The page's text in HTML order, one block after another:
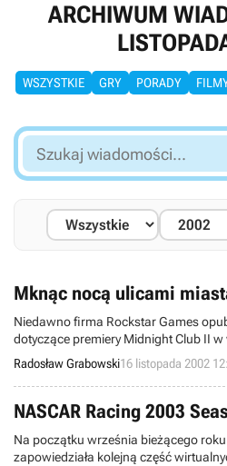
ARCHIWUM
WSZYSTKIE GRY PORADY
Szukaj
wiadomości...
Mknąc nocą ulicami
Niedawno firma Rockstar Games
dotyczące premiery Midnight Club II
PlayStation 2. Wejście gry na rynek
dzień 11 lutego 2003 roku.
rzeczony tytuł pojawi się również na
Xbox. Nastąpi to wiosną.
Radosław Grabowski16 listopada 2002
NASCAR Racing 2003
Na początku września bieżącego
zapowiedziała kolejną część